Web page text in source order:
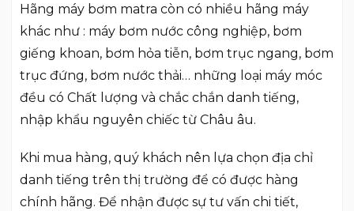
Hãng máy bơm matra còn có nhiều hãng máy
khác như : máy bơm nước công nghiệp, bơm
giếng khoan, bơm hỏa tiễn, bơm trục ngang, bơm
trục đứng, bơm nước thải… những loại máy móc
đều có Chất lượng và chắc chắn danh tiếng,
nhập khẩu nguyên chiếc từ Châu âu.
Khi mua hàng, quý khách nên lựa chọn địa chỉ
danh tiếng trên thị trường để có được hàng
chính hãng. Để nhận được sự tư vấn chi tiết,